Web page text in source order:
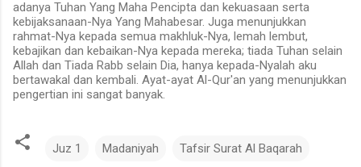
adanya Tuhan Yang Maha Pencipta dan kekuasaan serta
kebijaksanaan-Nya Yang Mahabesar. Juga menunjukkan
rahmat-Nya kepada semua makhluk-Nya, lemah lembut,
kebajikan dan kebaikan-Nya kepada mereka; tiada Tuhan selain
Allah dan Tiada Rabb selain Dia, hanya kepada-Nyalah aku
bertawakal dan kembali. Ayat-ayat Al-Qur'an yang menunjukkan
pengertian ini sangat banyak.
Juz 1 Madaniyah Tafsir Surat Al Baqarah